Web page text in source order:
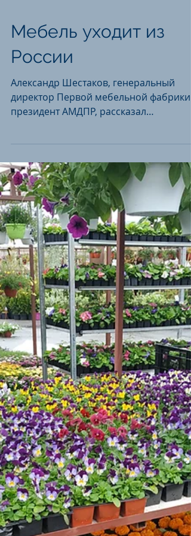
Александр Шестаков, генеральный
директор Первой мебельной фабрики
президент АМДПР, рассказал
"Коммерсантъ" о проблемах экспорта
мебели.